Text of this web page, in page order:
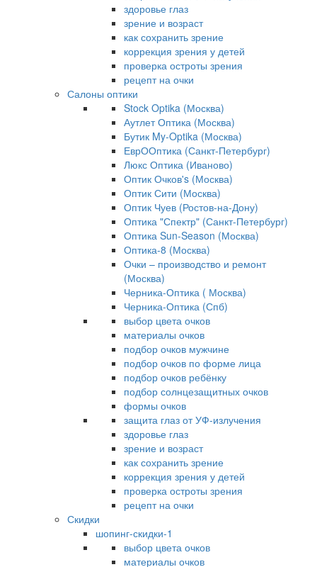
здоровье глаз
зрение и возраст
как сохранить зрение
коррекция зрения у детей
проверка остроты зрения
рецепт на очки
Салоны оптики
Stock Optika (Москва)
Аутлет Оптика (Москва)
Бутик My-Optika (Москва)
ЕврООптика (Санкт-Петербург)
Люкс Оптика (Иваново)
Оптик Очков's (Москва)
Оптик Сити (Москва)
Оптик Чуев (Ростов-на-Дону)
Оптика "Спектр" (Санкт-Петербург)
Оптика Sun-Season (Москва)
Оптика-8 (Москва)
Очки – производство и ремонт
(Москва)
Черника-Оптика ( Москва)
Черника-Оптика (Спб)
выбор цвета очков
материалы очков
подбор очков мужчине
подбор очков по форме лица
подбор очков ребёнку
подбор солнцезащитных очков
формы очков
защита глаз от УФ-излучения
здоровье глаз
зрение и возраст
как сохранить зрение
коррекция зрения у детей
проверка остроты зрения
рецепт на очки
Скидки
шопинг-скидки-1
выбор цвета очков
материалы очков